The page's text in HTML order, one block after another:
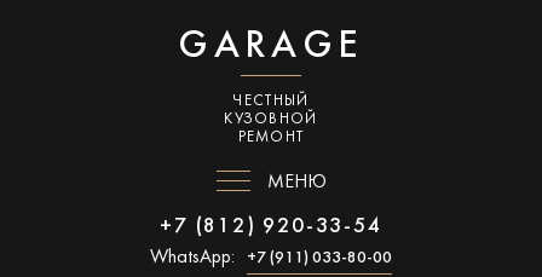
GARAGE
ЧЕСТНЫЙ
КУЗОВНОЙ
РЕМОНТ
МЕНЮ
+7 (812) 920-33-54
WhatsApp: +7 (911) 033-80-00